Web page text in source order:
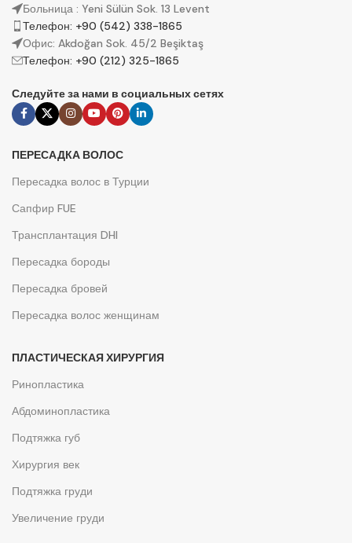
Больница : Yeni Sülün Sok. 13 Levent
Телефон: +90 (542) 338-1865
Офис: Akdoğan Sok. 45/2 Beşiktaş
Телефон: +90 (212) 325-1865
Следуйте за нами в социальных сетях
ПЕРЕСАДКА ВОЛОС
Пересадка волос в Турции
Сапфир FUE
Трансплантация DHI
Пересадка бороды
Пересадка бровей
Пересадка волос женщинам
ПЛАСТИЧЕСКАЯ ХИРУРГИЯ
Ринопластика
Абдоминопластика
Подтяжка губ
Хирургия век
Подтяжка груди
Увеличение груди